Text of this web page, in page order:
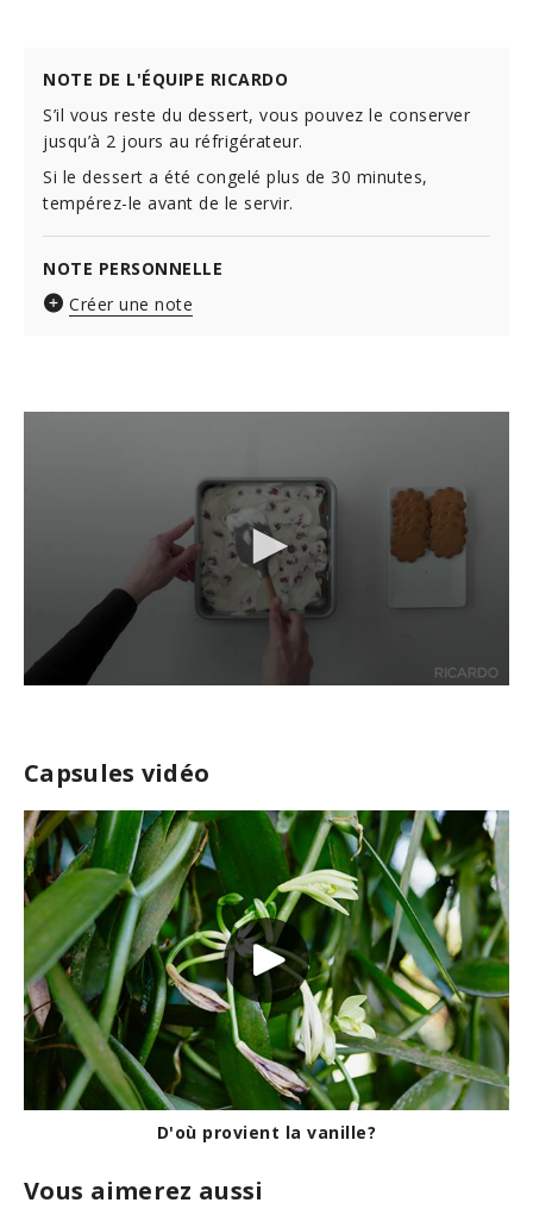
Capsules vidéo
D'où provient la vanille?
Vous aimerez aussi
NOTE DE L'ÉQUIPE RICARDO
S’il vous reste du dessert, vous pouvez le conserver
jusqu’à 2 jours au réfrigérateur.
Si le dessert a été congelé plus de 30 minutes,
tempérez-le avant de le servir.
NOTE PERSONNELLE
Créer une note
o
n
d
s
o
f
4
2
o
n
d
s